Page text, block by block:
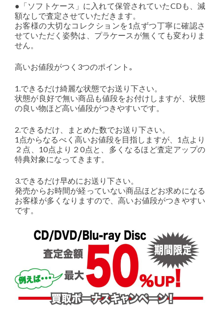
●「ソフトケース」に入れて保管されていたCDも、減
額なしで査定させていただきます。
お客様の大切なコレクションを1点ずつ丁寧に確認さ
せていただく姿勢は、プラケースが無くても変わりま
せん。
高いお値段がつく3つのポイント｡
1.できるだけ綺麗な状態でお送り下さい。
状態が良好で無い商品も値段をお付けしますが、状態
の良い物ほど高い値段がつきやすいです。
2.できるだけ、まとめた数でお送り下さい。
1点からなるべく高いお値段を目指しますが、1点より
２点、10点より２0点と、多くなるほど査定アップの
特典対象になってきます。
3.できるだけ早めにお送り下さい。
発売からお時間が経っていない商品ほどお求めになる
お客様が多くなりますので、高いお値段がつきやすい
です。